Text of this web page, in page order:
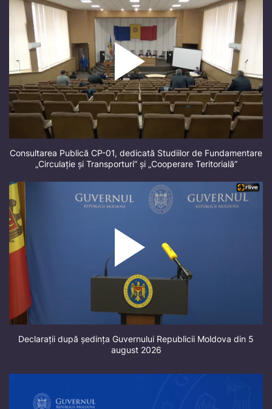
Consultarea Publică CP-01, dedicată Studiilor de Fundamentare
„Circulație și Transporturi” și „Cooperare Teritorială”
Declarații după ședința Guvernului Republicii Moldova din 5
august 2026